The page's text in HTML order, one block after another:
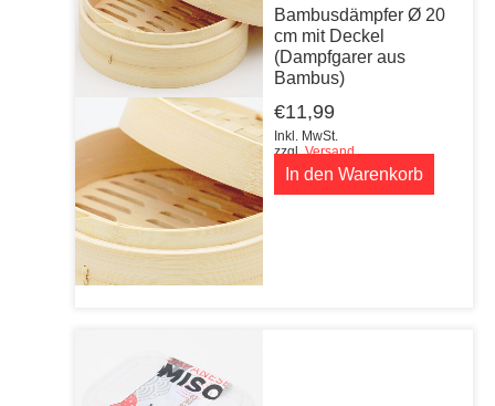
Bambusdämpfer Ø 20
cm mit Deckel
(Dampfgarer aus
Bambus)
€11,99
Inkl. MwSt.
zzgl.Versand
In den Warenkorb